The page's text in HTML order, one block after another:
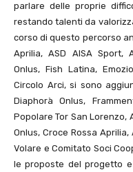
parlare delle proprie
restando talenti da
corso di questo percorso
Aprilia, ASD AISA Sport,
Onlus, Fish Latina,
Circolo Arci, si sono
Diaphorà Onlus,
Popolare Tor San Lorenzo,
Onlus, Croce Rossa
Volare e Comitato Soci
le proposte del progetto